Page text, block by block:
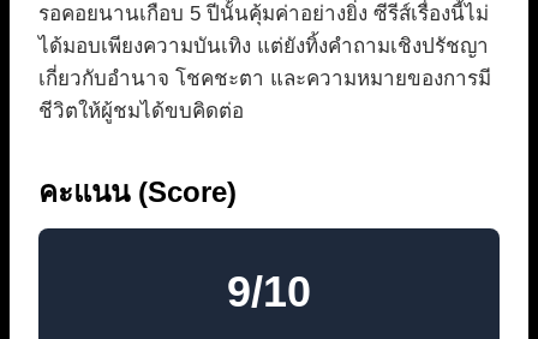
รอคอยนานเกือบ 5 ปีนั้นคุ้มค่าอย่างยิ่ง ซีรีส์เรื่องนี้ไม่
ได้มอบเพียงความบันเทิง แต่ยังทิ้งคำถามเชิงปรัชญา
เกี่ยวกับอำนาจ โชคชะตา และความหมายของการมี
ชีวิตให้ผู้ชมได้ขบคิดต่อ
คะแนน (Score)
9/10